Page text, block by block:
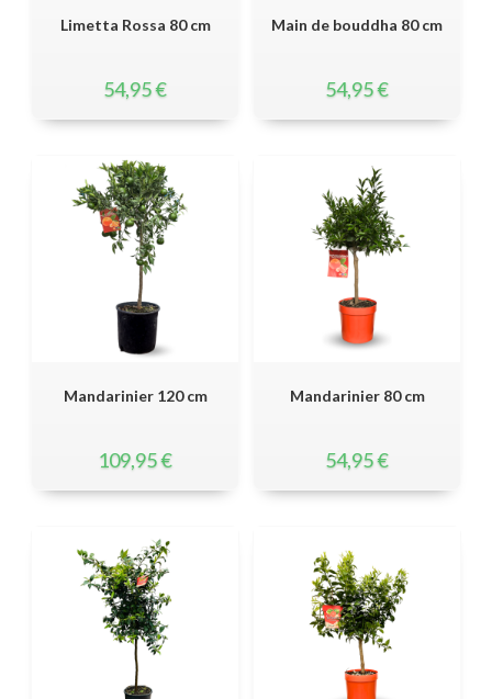
Limetta Rossa 80 cm
54,95€
Main de bouddha 80 cm
54,95€
Mandarinier 120 cm
109,95€
Mandarinier 80 cm
54,95€